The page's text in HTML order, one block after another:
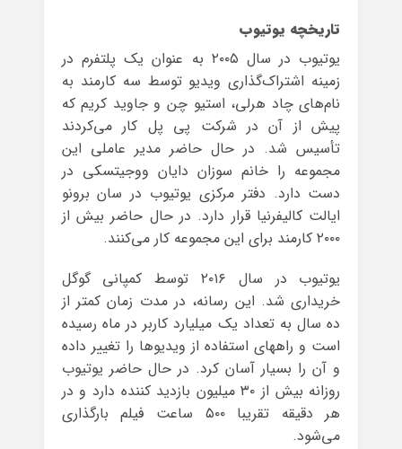
تاریخچه یوتیوب
یوتیوب در سال ۲۰۰۵ به عنوان یک پلتفرم در
زمینه اشتراک‌گذاری ویدیو توسط سه کارمند به
نام‌های چاد هرلی، استیو چن و جاوید کریم که
پیش از آن در شرکت پی پل کار می‌کردند
تأسیس شد. در حال حاضر مدیر عاملی این
مجموعه را خانم سوزان دایان ووجیتسکی در
دست دارد. دفتر مرکزی یوتیوب در سان برونو
ایالت کالیفرنیا قرار دارد. در حال حاضر بیش از
۲۰۰۰ کارمند برای این مجموعه کار می‌کنند.
یوتیوب در سال ۲۰۱۶ توسط کمپانی گوگل
خریداری شد. این رسانه، در مدت زمان کمتر از
ده سال به تعداد یک میلیارد کاربر در ماه رسیده
است و راههای استفاده از ویدیوها را تغییر داده
و آن را بسیار آسان کرد. در حال حاضر یوتیوب
روزانه بیش از ۳۰ میلیون بازدید کننده دارد و در
هر دقیقه تقریبا ۵۰۰ ساعت فیلم بارگذاری
می‌شود.